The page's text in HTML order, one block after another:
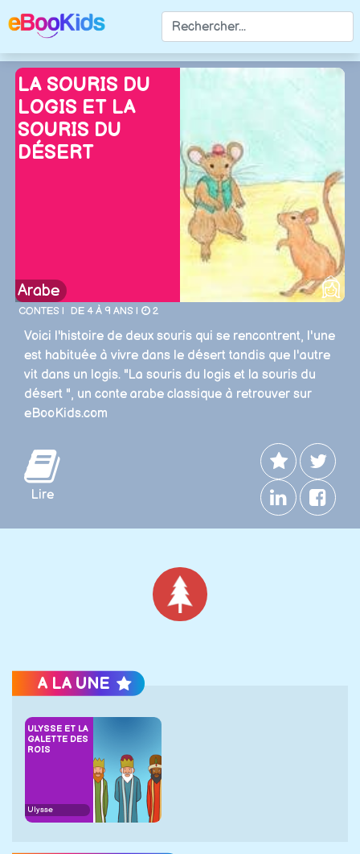
LA SOURIS DU
LOGIS ET LA
SOURIS DU
DÉSERT
Arabe
CONTES | DE 4 À 9 ANS | 2
Voici l'histoire de deux souris qui se rencontrent, l'une
est habituée à vivre dans le désert tandis que l'autre
vit dans un logis. "La souris du logis et la souris du
désert ", un conte arabe classique à retrouver sur
eBooKids.com
Lire
Noël
A LA UNE
ULYSSE ET LA
GALETTE DES
ROIS
Ulysse